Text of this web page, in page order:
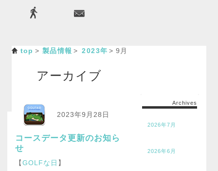
top 製品情報 2023年 9月
アーカイブ
2023年9月28日
コースデータ更新のお知ら
せ
【GOLFな日 】
Archives
2026年7月
2026年6月